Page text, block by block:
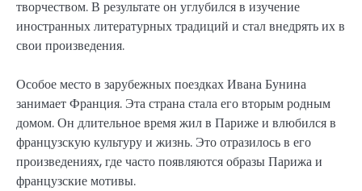
творчеством. В результате он углубился в изучение
иностранных литературных традиций и стал внедрять их в
свои произведения.
Особое место в зарубежных поездках Ивана Бунина
занимает Франция. Эта страна стала его вторым родным
домом. Он длительное время жил в Париже и влюбился в
французскую культуру и жизнь. Это отразилось в его
произведениях, где часто появляются образы Парижа и
французские мотивы.